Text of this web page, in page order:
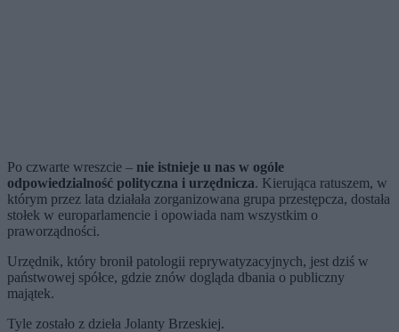
Po czwarte wreszcie – nie istnieje u nas w ogóle
odpowiedzialność polityczna i urzędnicza. Kierująca ratuszem, w
którym przez lata działała zorganizowana grupa przestępcza, dostała
stołek w europarlamencie i opowiada nam wszystkim o
praworządności.
Urzędnik, który bronił patologii reprywatyzacyjnych, jest dziś w
państwowej spółce, gdzie znów dogląda dbania o publiczny
majątek.
Tyle zostało z dzieła Jolanty Brzeskiej.